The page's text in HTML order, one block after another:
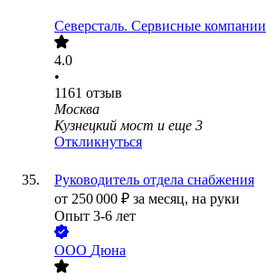
Северсталь. Сервисные компании
4.0
•
1161 отзыв
Москва
Кузнецкий мост и еще 3
Откликнуться
Руководитель отдела снабжения
от 250 000 ₽ за месяц, на руки
Опыт 3-6 лет
ООО Дюна